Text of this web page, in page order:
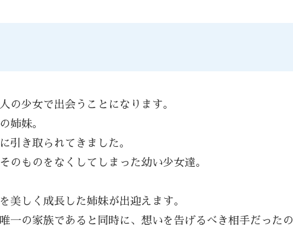
の少女で出会うことになります。
姉妹。
引き取られてきました。
のものをなくしてしまった幼い少女達。
美しく成長した姉妹が出迎えます。
一の家族であると同時に、想いを告げるべき相手だったの